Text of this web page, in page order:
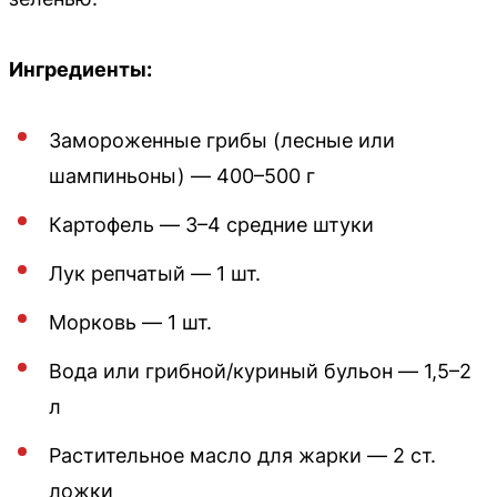
Ингредиенты:
Замороженные грибы (лесные или
шампиньоны) — 400–500 г
Картофель — 3–4 средние штуки
Лук репчатый — 1 шт.
Морковь — 1 шт.
Вода или грибной/куриный бульон — 1,5–2
л
Растительное масло для жарки — 2 ст.
ложки